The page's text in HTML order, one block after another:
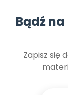
Bądź
Zapisz się